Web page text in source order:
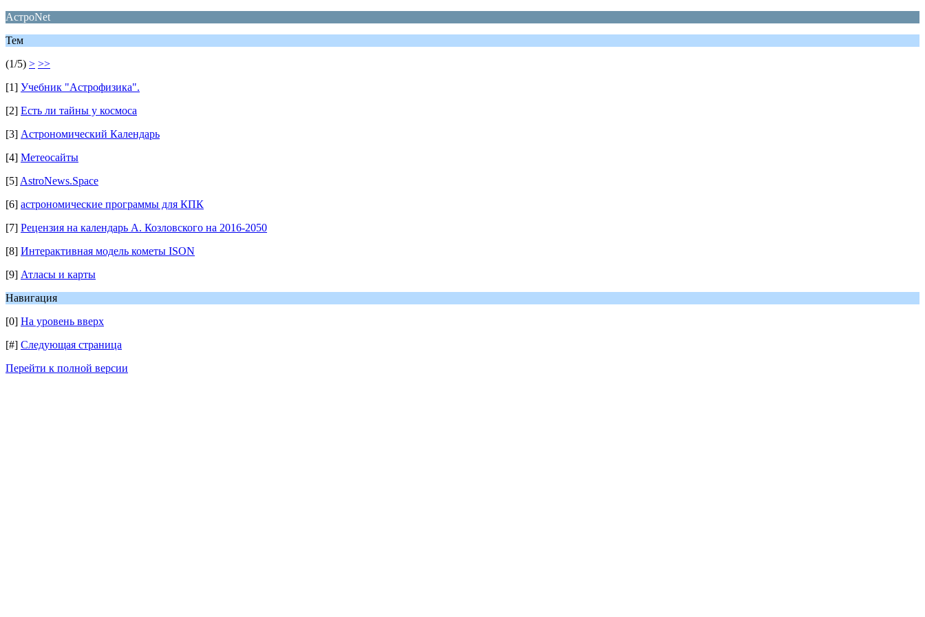
АстроNet
Тем
(1/5) > >>
[1] Учебник "Астрофизика".
[2] Есть ли тайны у космоса
[3] Астрономический Календарь
[4] Метеосайты
[5] AstroNews.Space
[6] астрономические программы для КПК
[7] Рецензия на календарь А. Козловского на 2016-2050
[8] Интерактивная модель кометы ISON
[9] Атласы и карты
Навигация
[0] На уровень вверх
[#] Следующая страница
Перейти к полной версии